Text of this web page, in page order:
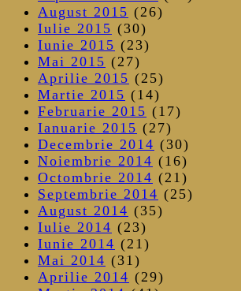
August 2015 (26)
Iulie 2015 (30)
Iunie 2015 (23)
Mai 2015 (27)
Aprilie 2015 (25)
Martie 2015 (14)
Februarie 2015 (17)
Ianuarie 2015 (27)
Decembrie 2014 (30)
Noiembrie 2014 (16)
Octombrie 2014 (21)
Septembrie 2014 (25)
August 2014 (35)
Iulie 2014 (23)
Iunie 2014 (21)
Mai 2014 (31)
Aprilie 2014 (29)